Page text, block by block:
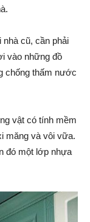
nhà cũ, cần phải
vào những đồ
chống thấm nước
vật có tính mềm
măng và vôi vữa.
đó một lớp nhựa